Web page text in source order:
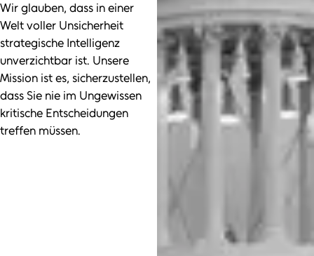
Wir glauben, dass in einer
Welt voller Unsicherheit
strategische Intelligenz
unverzichtbar ist. Unsere
Mission ist es, sicherzustellen,
dass Sie nie im Ungewissen
kritische Entscheidungen
treffen müssen.